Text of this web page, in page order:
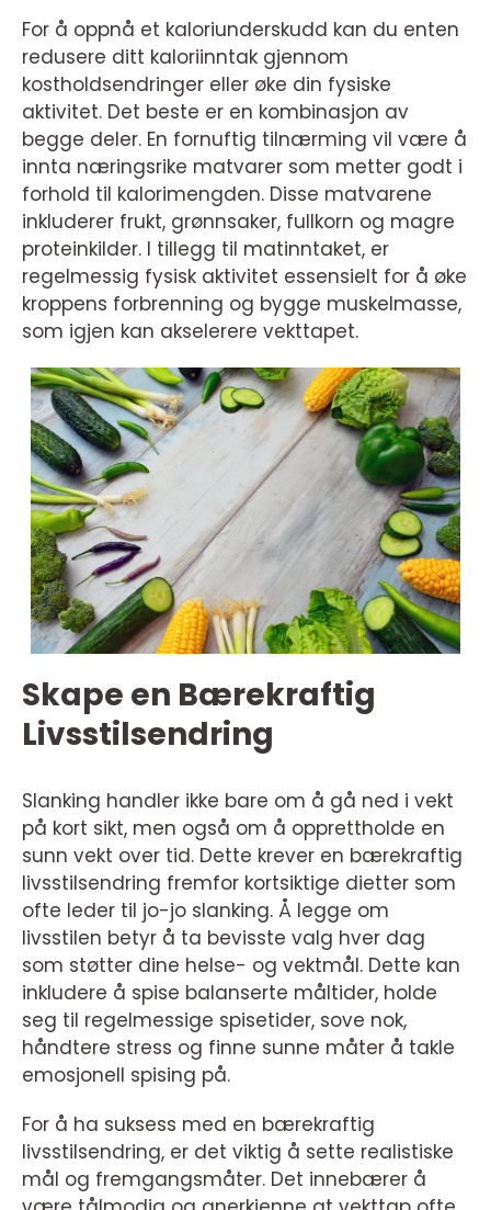
For å oppnå et kaloriunderskudd kan du enten
redusere ditt kaloriinntak gjennom
kostholdsendringer eller øke din fysiske
aktivitet. Det beste er en kombinasjon av
begge deler. En fornuftig tilnærming vil være å
innta næringsrike matvarer som metter godt i
forhold til kalorimengden. Disse matvarene
inkluderer frukt, grønnsaker, fullkorn og magre
proteinkilder. I tillegg til matinntaket, er
regelmessig fysisk aktivitet essensielt for å øke
kroppens forbrenning og bygge muskelmasse,
som igjen kan akselerere vekttapet.
Skape en Bærekraftig
Livsstilsendring
Slanking handler ikke bare om å gå ned i vekt
på kort sikt, men også om å opprettholde en
sunn vekt over tid. Dette krever en bærekraftig
livsstilsendring fremfor kortsiktige dietter som
ofte leder til jo-jo slanking. Å legge om
livsstilen betyr å ta bevisste valg hver dag
som støtter dine helse- og vektmål. Dette kan
inkludere å spise balanserte måltider, holde
seg til regelmessige spisetider, sove nok,
håndtere stress og finne sunne måter å takle
emosjonell spising på.
For å ha suksess med en bærekraftig
livsstilsendring, er det viktig å sette realistiske
mål og fremgangsmåter. Det innebærer å